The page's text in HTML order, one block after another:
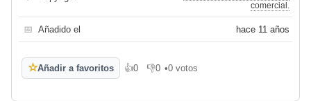
comercial.
📅 Añadido el hace 11 años
☆Añadir a favoritos 👍0
Me gusta
👎0
No me gusta
•0 votos